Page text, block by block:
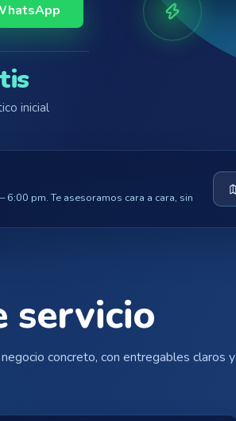
inicial
6:00 pm. Te asesoramos cara a cara, sin
servicio
concreto, con entregables claros y